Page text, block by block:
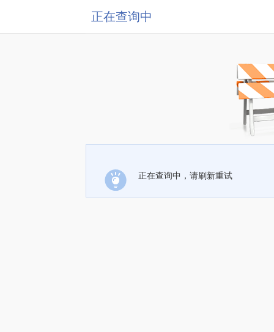
正在查询中
正在查询中，请刷新重试